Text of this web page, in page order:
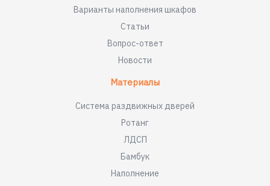
Варианты наполнения шкафов
Статьи
Вопрос-ответ
Новости
Материалы
Система раздвижных дверей
Ротанг
ЛДСП
Бамбук
Наполнение